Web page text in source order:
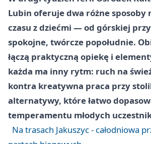
Lubin oferuje dwa różne sposoby
czasu z dziećmi — od górskiej
spokojne, twórcze popołudnie.
łączą praktyczną opiekę i
każda ma inny rytm: ruch na
kontra kreatywna praca przy
alternatywy, które łatwo
temperamentu młodych
Na trasach Jakuszyc - całodniowa